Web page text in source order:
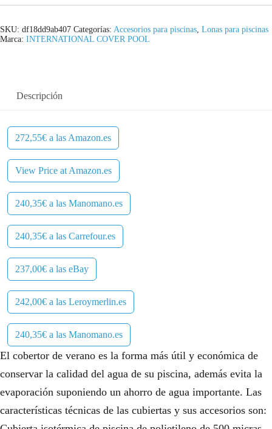
SKU: df18dd9ab407 Categorías: Accesorios para piscinas, Lonas para piscinas
Marca: INTERNATIONAL COVER POOL
Descripción
272,55€ a las Amazon.es
View Price at Amazon.es
240,35€ a las Manomano.es
240,35€ a las Carrefour.es
237,00€ a las eBay
242,00€ a las Leroymerlin.es
240,35€ a las Manomano.es
El cobertor de verano es la forma más útil y económica de
conservar la calidad del agua de su piscina, además evita la
evaporación suponiendo un ahorro de agua importante. Las
características técnicas de las cubiertas y sus accesorios son: